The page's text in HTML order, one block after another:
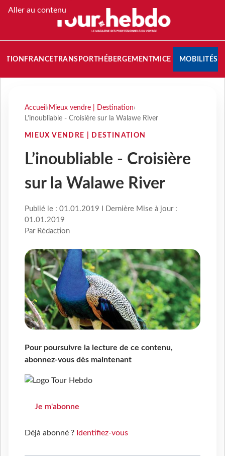
Aller au contenu
FRANCETRANSPORT HÉBERGEMENTMICE MOBILITÉS
Accueil › Mieux vendre | Destination›
L’inoubliable - Croisière sur la Walawe River
MIEUX VENDRE | DESTINATION
L’inoubliable - Croisière
sur la Walawe River
Publié le : 01.01.2019 I Dernière Mise à jour :
01.01.2019
Par Rédaction
Pour poursuivre la lecture de ce contenu,
abonnez-vous dès maintenant
Je m'abonne
Déjà abonné ? Identifiez-vous